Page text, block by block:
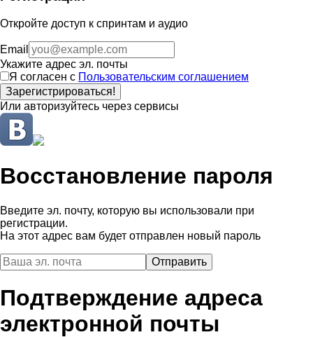
Откройте доступ к спринтам и аудио
Email
Укажите адрес эл. почты
Я согласен с Пользовательским соглашением
Зарегистрироваться!
Или авторизуйтесь через сервисы
Восстановление пароля
Введите эл. почту, которую вы использовали при
регистрации.
На этот адрес вам будет отправлен новый пароль
Подтверждение адреса
электронной почты